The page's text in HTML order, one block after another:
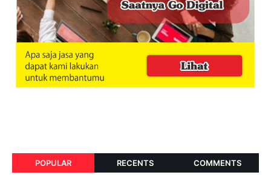
POPULAR RECENTS COMMENTS